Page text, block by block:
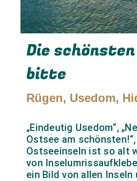
Die
bitte
Rügen, Usedom,
„Eindeutig Usedom“,
Ostsee am
Ostseeinseln ist so alt
von
ein Bild von allen